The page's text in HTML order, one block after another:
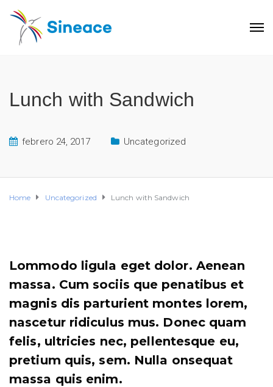
Lunch with Sandwich
febrero 24, 2017 Uncategorized
Home Uncategorized Lunch with Sandwich
Lommodo ligula eget dolor. Aenean
massa. Cum sociis que penatibus et
magnis dis parturient montes lorem,
nascetur ridiculus mus. Donec quam
felis, ultricies nec, pellentesque eu,
pretium quis, sem. Nulla onsequat
massa quis enim.